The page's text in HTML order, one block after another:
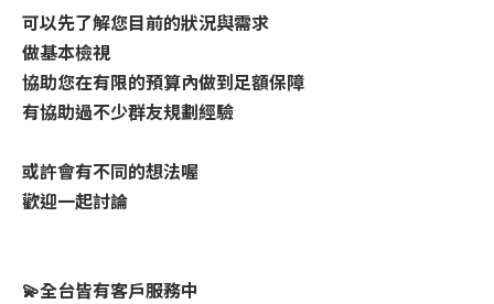
可以先了解您目前的狀況與需求
做基本檢視
協助您在有限的預算內做到足額保障
有協助過不少群友規劃經驗
或許會有不同的想法喔
歡迎一起討論
💫全台皆有客戶服務中